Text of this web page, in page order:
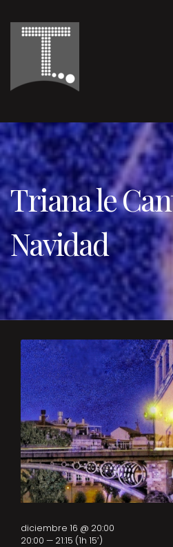
Triana le
Navidad
diciembre 16 @ 20:00
20:00 — 21:15 (1h 15′)